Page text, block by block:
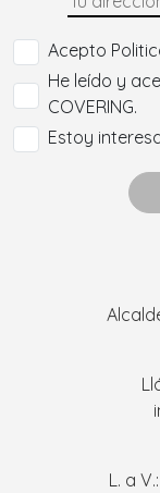
Acepto
He leído y
COVERING.
Estoy
L. a